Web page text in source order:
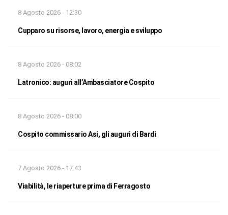
8 Agosto 2026 - 12:30
Cupparo su risorse, lavoro, energia e sviluppo
8 Agosto 2026 - 08:02
Latronico: auguri all’Ambasciatore Cospito
8 Agosto 2026 - 08:00
Cospito commissario Asi, gli auguri di Bardi
7 Agosto 2026 - 17:43
Viabilità, le riaperture prima di Ferragosto